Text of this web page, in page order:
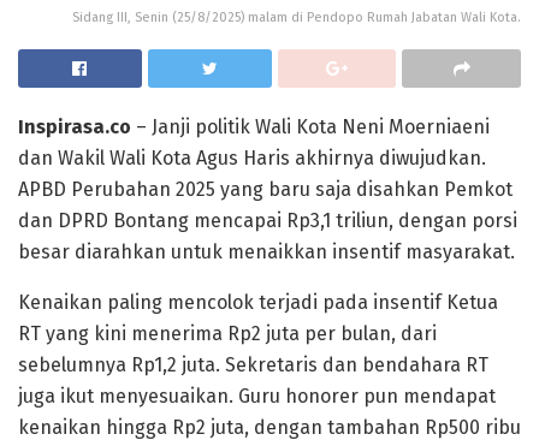
Sidang III, Senin (25/8/2025) malam di Pendopo Rumah Jabatan Wali Kota.
Inspirasa.co – Janji politik Wali Kota Neni Moerniaeni
dan Wakil Wali Kota Agus Haris akhirnya diwujudkan.
APBD Perubahan 2025 yang baru saja disahkan Pemkot
dan DPRD Bontang mencapai Rp3,1 triliun, dengan porsi
besar diarahkan untuk menaikkan insentif masyarakat.
Kenaikan paling mencolok terjadi pada insentif Ketua
RT yang kini menerima Rp2 juta per bulan, dari
sebelumnya Rp1,2 juta. Sekretaris dan bendahara RT
juga ikut menyesuaikan. Guru honorer pun mendapat
kenaikan hingga Rp2 juta, dengan tambahan Rp500 ribu